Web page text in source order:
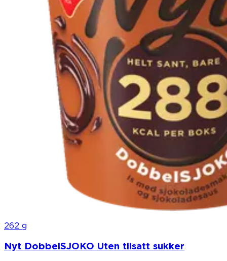
262 g
Nyt DobbelSJOKO Uten tilsatt sukker